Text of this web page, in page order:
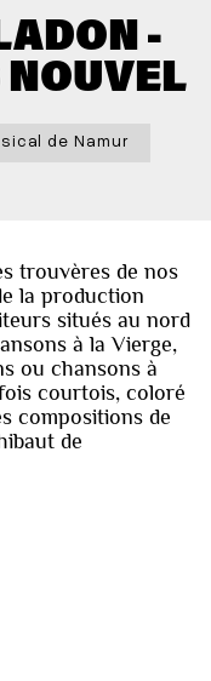
-
de Namur
trouvères de nos
la production
situés au nord
à la Vierge,
ou chansons à
courtois, coloré
compositions de
de